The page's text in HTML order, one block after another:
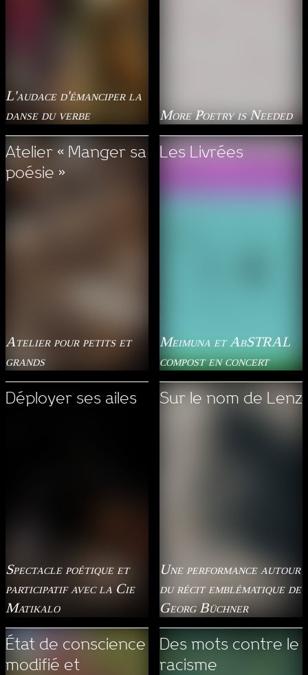
L'audace d'émanciper la
danse du verbe
Atelier « Manger sa
poésie »
Atelier pour petits et
grands
Déployer ses ailes
Spectacle poétique et
participatif avec la Cie
Matikalo
État de conscience
modifié et
More Poetry is Needed
Les Livrées
Meimuna et AbSTRAL
compost en concert
Sur le nom de Lenz
Une performance autour
du récit emblématique de
Georg Büchner
Des mots contre le
racisme